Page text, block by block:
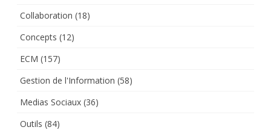
Collaboration (18)
Concepts (12)
ECM (157)
Gestion de l'Information (58)
Medias Sociaux (36)
Outils (84)